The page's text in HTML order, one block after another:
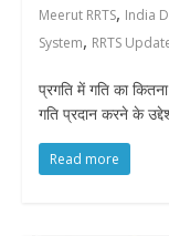
Meerut RRTS, India
System, RRTS
प्रगति में गति का
गति प्रदान करने के
Read more